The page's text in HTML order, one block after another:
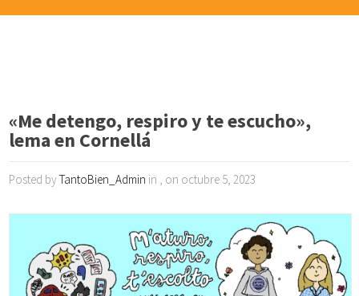
«Me detengo, respiro y te escucho»,
lema en Cornellá
Posted byTantoBien_Admin in , on octubre 5, 2023